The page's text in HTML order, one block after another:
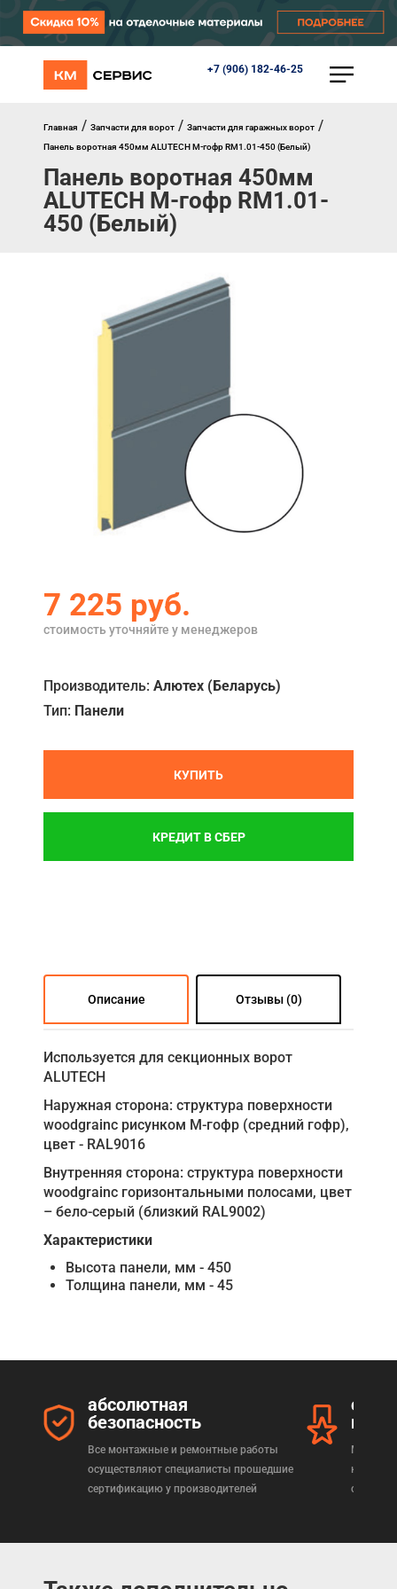
+7 (906) 182-46-25
КАТАЛОГ
Перегрузочное оборудование
Уличные калитки
Шлагбаумы
Противопожарные ворота
Противопожарные шторы
Окна, порталы, двери
О компании
Отзывы
Контакты
Главная / Запчасти для ворот / Запчасти для гаражных ворот /
Панель воротная 450мм ALUTECH M-гофр RM1.01-450 (Белый)
Панель воротная 450мм
ALUTECH M-гофр RM1.01-
450 (Белый)
7 225 руб.
стоимость уточняйте у менеджеров
Производитель: Алютех (Беларусь)
Тип: Панели
КУПИТЬ
КРЕДИТ В СБЕР
Описание Отзывы (0)
Используется для секционных ворот
ALUTECH
Наружная сторона: структура поверхности
woodgrainс рисунком М-гофр (средний гофр),
цвет - RAL9016
Внутренняя сторона: структура поверхности
woodgrainс горизонтальными полосами, цвет
– бело-серый (близкий RAL9002)
Характеристики
Высота панели, мм - 450
Толщина панели, мм - 45
абсолютная
безопасность
Все монтажные и ремонтные работы
осуществляют специалисты прошедшие
сертификацию у производителей
Мы